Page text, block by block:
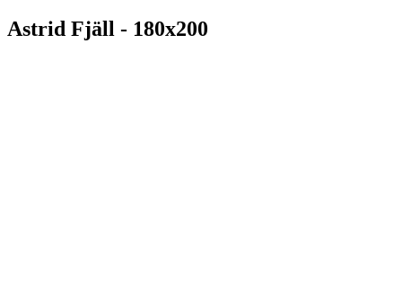
Astrid Fjäll - 180x200